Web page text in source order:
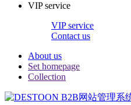
VIP service
VIP service
Contact us
About us
Set homepage
Collection